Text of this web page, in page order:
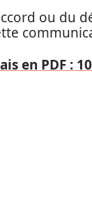
ou du
en PDF :